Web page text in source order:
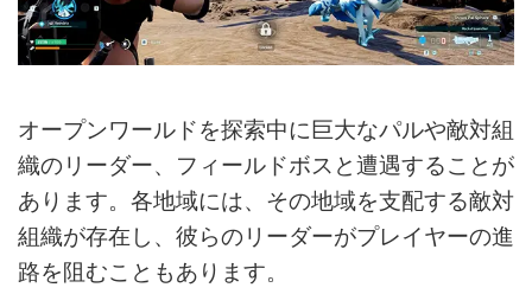
オープンワールドを探索中に巨大なパルや敵対組
織のリーダー、フィールドボスと遭遇することが
あります。各地域には、その地域を支配する敵対
組織が存在し、彼らのリーダーがプレイヤーの進
路を阻むこともあります。